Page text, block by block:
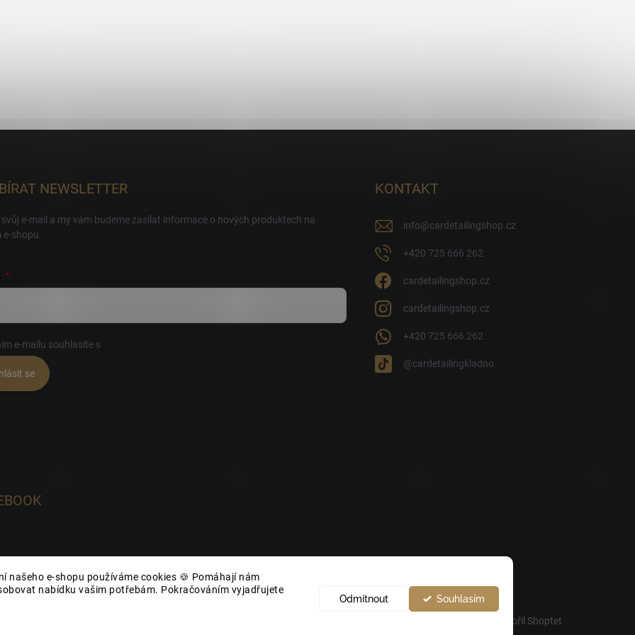
našeho e-shopu používáme cookies 🍪 Pomáhají nám
nabídku vašim potřebám. Pokračováním vyjadřujete
Odmítnout Souhlasím
NEWSLETTER
e-mail a my vám budeme zasílat informace o nových produktech na
e-shopu.
e-mailu souhlasíte s
se
KONTAKT
info@cardetailingshop.cz
+420 725 666 262
cardetailingshop.cz
cardetailingshop.cz
+420 725 666 262
@cardetailingkladno
Vytvořil Shoptet